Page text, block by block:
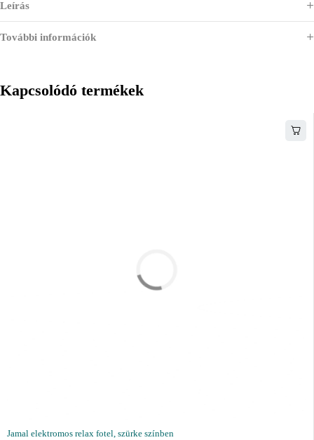
Leírás
További információk
Kapcsolódó termékek
Jamal elektromos relax fotel, szürke színben